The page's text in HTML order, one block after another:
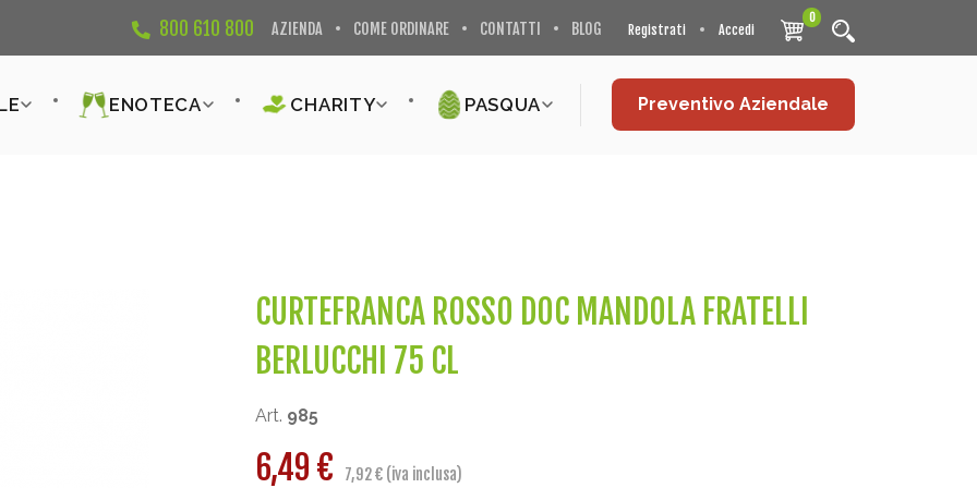
800 610 800 AZIENDA COME ORDINARE CONTATTI BLOG Registrati Accedi
0
ENOTECA CHARITY PASQUA Preventivo Aziendale
CURTEFRANCA ROSSO DOC MANDOLA FRATELLI
BERLUCCHI 75 CL
Art. 985
6,49 € 7,92 € (iva inclusa)